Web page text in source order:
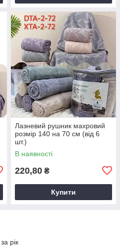
Лазневий рушник махровий
розмір 140 на 70 см (від 6
шт.)
В наявності
220,80 ₴
Купити
рік